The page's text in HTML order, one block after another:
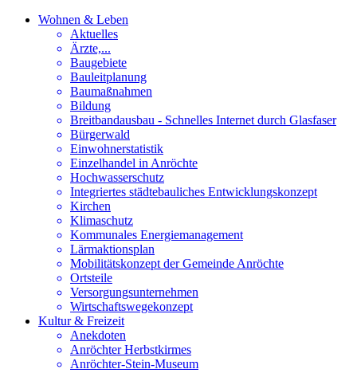
Wohnen & Leben
Aktuelles
Ärzte,...
Baugebiete
Bauleitplanung
Baumaßnahmen
Bildung
Breitbandausbau - Schnelles Internet durch Glasfaser
Bürgerwald
Einwohnerstatistik
Einzelhandel in Anröchte
Hochwasserschutz
Integriertes städtebauliches Entwicklungskonzept
Kirchen
Klimaschutz
Kommunales Energiemanagement
Lärmaktionsplan
Mobilitätskonzept der Gemeinde Anröchte
Ortsteile
Versorgungsunternehmen
Wirtschaftswegekonzept
Kultur & Freizeit
Anekdoten
Anröchter Herbstkirmes
Anröchter-Stein-Museum